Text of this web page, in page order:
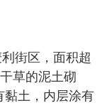
街区，面积超
草的泥土砌
黏土，内层涂有